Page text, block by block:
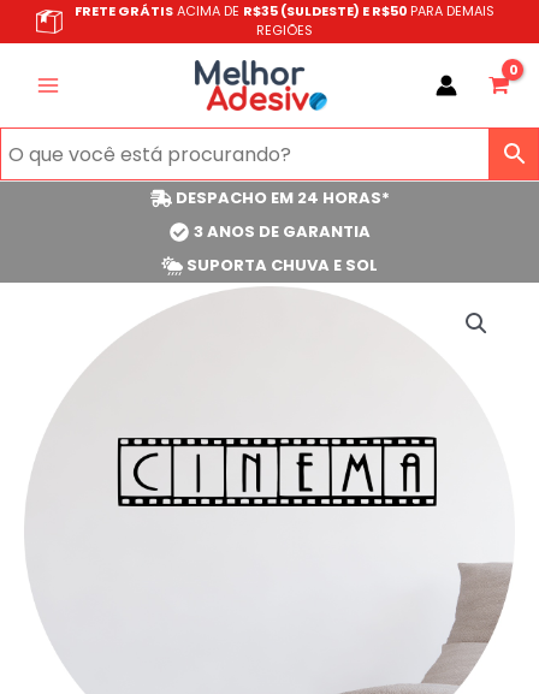
para
FRETE GRÁTISACIMA DE R$35 (SULDESTE) E R$50 PARA DEMAIS
REGIÕES
DESPACHO EM 24 HORAS*
3 ANOS DE GARANTIA
SUPORTA CHUVA E SOL